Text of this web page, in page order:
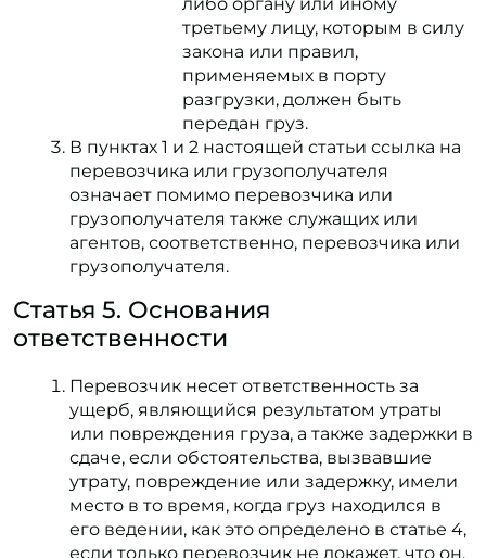
третьему лицу, которым в силу
закона или правил,
применяемых в порту
разгрузки, должен быть
передан груз.
В пунктах 1 и 2 настоящей статьи ссылка на
перевозчика или грузополучателя
означает помимо перевозчика или
грузополучателя также служащих или
агентов, соответственно, перевозчика или
грузополучателя.
Статья 5. Основания
ответственности
Перевозчик несет ответственность за
ущерб, являющийся результатом утраты
или повреждения груза, а также задержки в
сдаче, если обстоятельства, вызвавшие
утрату, повреждение или задержку, имели
место в то время, когда груз находился в
его ведении, как это определено в статье 4,
если только перевозчик не докажет, что он,